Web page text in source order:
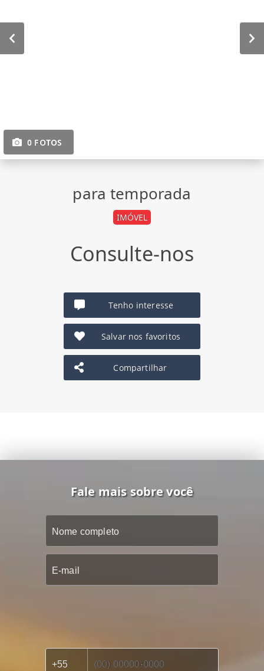
0 FOTOS
para temporada
IMÓVEL
Consulte-nos
Tenho interesse
Salvar nos favoritos
Compartilhar
Fale mais sobre você